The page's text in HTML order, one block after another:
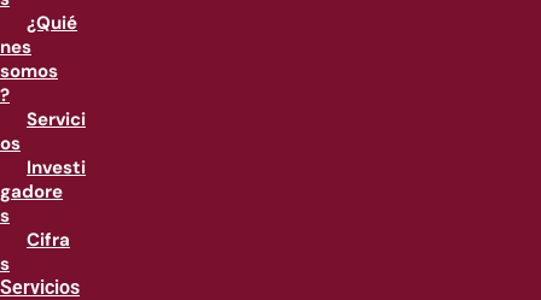
¿Quié
nes
somos
?
Servici
os
Investi
gadore
s
Cifra
s
Servicios